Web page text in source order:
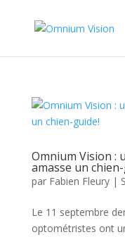
Omnium Vision :
amasse un
par Fabien Fleury|
Le 11 septembre
optométristes ont